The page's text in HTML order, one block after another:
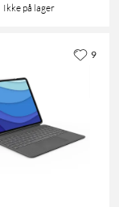
Ikke på lager
9